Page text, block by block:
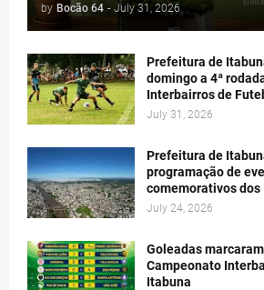
by Bocão 64 - July 31, 2026
Prefeitura de
domingo a 4ª
Interbairros de
July 31, 2026
Prefeitura de
programação de
comemorativos dos
July 24, 2026
Goleadas
Campeonato
Itabuna